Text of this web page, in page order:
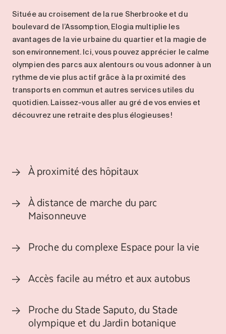
Emplois
À propos
Nouvelles
FAQ
Rechercher&nbsp;:
Située au croisement de la rue Sherbrooke et du
boulevard de l’Assomption, Elogia multiplie les
avantages de la vie urbaine du quartier et la magie de
son environnement. Ici, vous pouvez apprécier le calme
olympiendes parcs aux alentours ou vous adonner à un
rythme de vie plus actif grâce à la proximité des
transports en commun et autres services utiles du
quotidien. Laissez-vous aller au gré devos envies et
découvrez une retraite des plus élogieuses!
À proximité des hôpitaux
À distance de marche du parc
Maisonneuve
Proche du complexe Espace pour la vie
Accès facile au métro et aux autobus
Proche du Stade Saputo, du Stade
olympique et du Jardin botanique